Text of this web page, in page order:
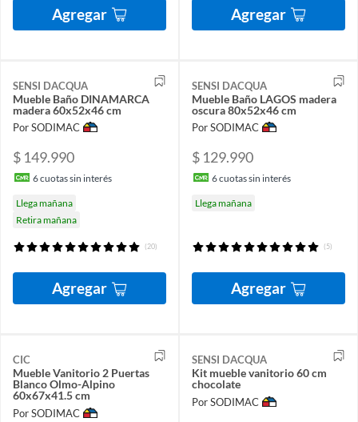
Agregar Agregar
SENSI DACQUA
Mueble Baño DINAMARCA
madera 60x52x46 cm
Por SODIMAC
$ 149.990
6cuotas sin interés
Llega mañana
Retira mañana
(20)
Agregar
SENSI DACQUA
Mueble Baño LAGOS madera
oscura 80x52x46 cm
Por SODIMAC
$ 129.990
6cuotas sin interés
Llega mañana
(5)
Agregar
CIC
Mueble Vanitorio 2 Puertas
Blanco Olmo-Alpino
60x67x41.5 cm
Por SODIMAC
SENSI DACQUA
Kit mueble vanitorio 60 cm
chocolate
Por SODIMAC